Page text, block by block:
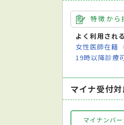
特徴から
よく利用され
女性医師在籍
19時以降診療
マイナ受付
マイナンバ